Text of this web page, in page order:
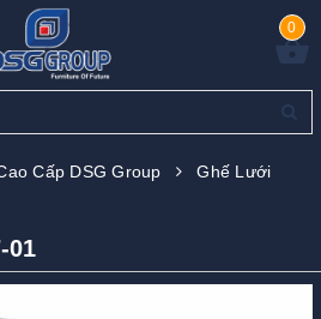
0
Cấp DSG Group
Ghế Lưới
01